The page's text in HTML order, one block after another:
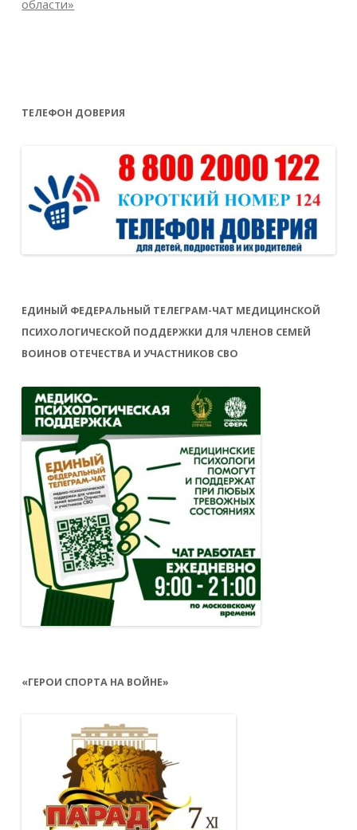
области»
ТЕЛЕФОН ДОВЕРИЯ
ЕДИНЫЙ ФЕДЕРАЛЬНЫЙ ТЕЛЕГРАМ-ЧАТ МЕДИЦИНСКОЙ
ПСИХОЛОГИЧЕСКОЙ ПОДДЕРЖКИ ДЛЯ ЧЛЕНОВ СЕМЕЙ
ВОИНОВ ОТЕЧЕСТВА И УЧАСТНИКОВ СВО
«ГЕРОИ СПОРТА НА ВОЙНЕ»